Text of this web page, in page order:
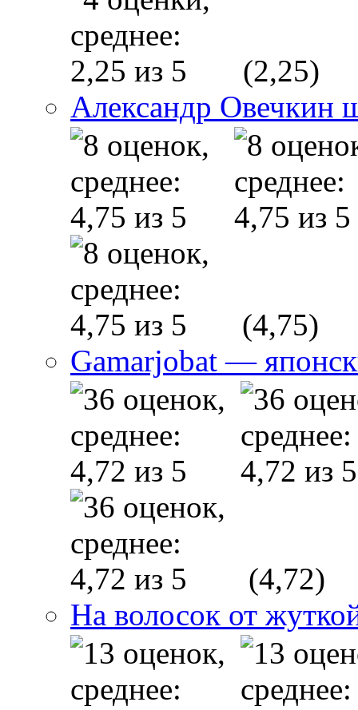
(2,25)
Александр Овечкин
(4,75)
Gamarjobat —
(4,72)
На волосок от